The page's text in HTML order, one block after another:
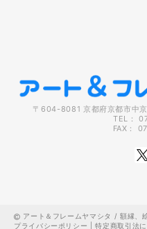
〒604-8081 京都府京都市中
TEL：
FAX：
アート＆フレームヤマシタ / 額縁、
プライバシーポリシー
|特定商取引法